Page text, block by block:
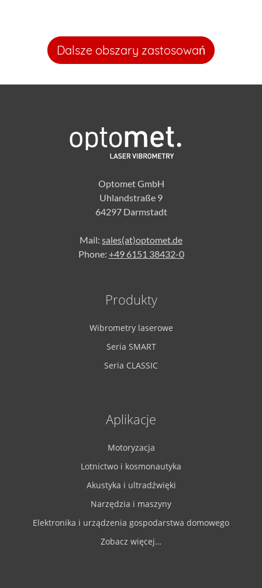
Dalsze obszary zastosowań
Optomet GmbH
Uhlandstraße 9
64297 Darmstadt
Mail: sales(at)optomet.de
Phone: +49 6151 38432-0
Produkty
Wibrometry laserowe
Seria SMART
Seria CLASSIC
Aplikacje
Motoryzacja
Lotnictwo i kosmonautyka
Akustyka i ultradźwięki
Narzędzia i maszyny
Elektronika i urządzenia gospodarstwa domowego
Zobacz więcej…